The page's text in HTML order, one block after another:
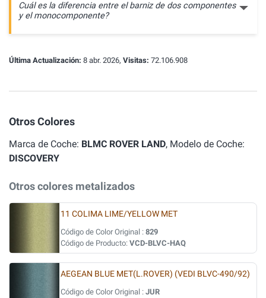
Cuál es la diferencia entre el barniz de dos componentes
y el monocomponente?
Última Actualización: 8 abr. 2026, Visitas: 72.106.908
Otros Colores
Marca de Coche: BLMC ROVER LAND, Modelo de Coche:
DISCOVERY
Otros colores metalizados
11 COLIMA LIME/YELLOW MET
Código de Color Original : 829
Código de Producto: VCD-BLVC-HAQ
AEGEAN BLUE MET(L.ROVER) (VEDI BLVC-490/92)
Código de Color Original : JUR